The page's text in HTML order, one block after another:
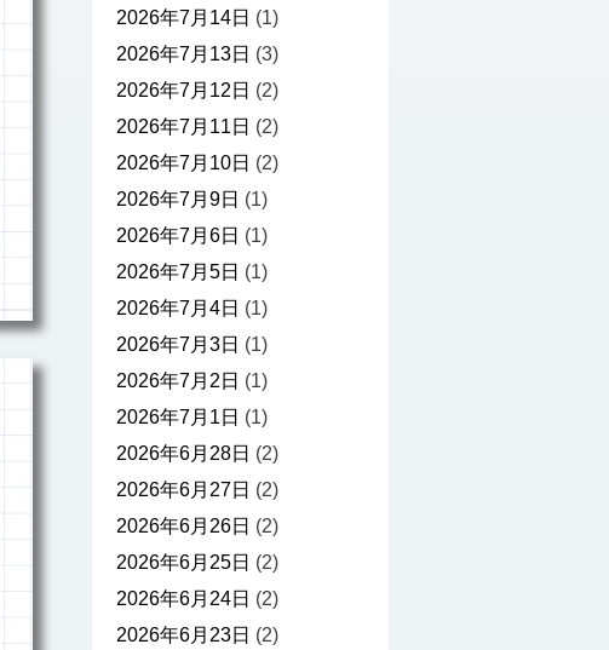
2026年7月14日 (1)
2026年7月13日 (3)
2026年7月12日 (2)
2026年7月11日 (2)
2026年7月10日 (2)
2026年7月9日 (1)
2026年7月6日 (1)
2026年7月5日 (1)
2026年7月4日 (1)
2026年7月3日 (1)
2026年7月2日 (1)
2026年7月1日 (1)
2026年6月28日 (2)
2026年6月27日 (2)
2026年6月26日 (2)
2026年6月25日 (2)
2026年6月24日 (2)
2026年6月23日 (2)